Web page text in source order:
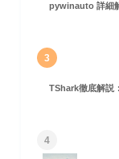
pywinauto 詳細
3
TShark徹底解説
4